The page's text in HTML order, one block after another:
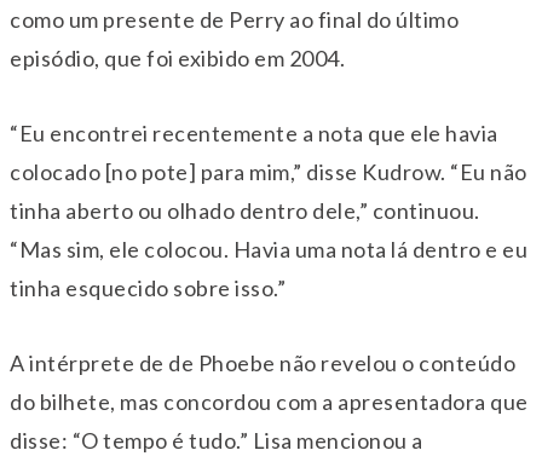
como um presente de Perry ao final do último
episódio, que foi exibido em 2004.
“Eu encontrei recentemente a nota que ele havia
colocado [no pote] para mim,” disse Kudrow. “Eu não
tinha aberto ou olhado dentro dele,” continuou.
“Mas sim, ele colocou. Havia uma nota lá dentro e eu
tinha esquecido sobre isso.”
A intérprete de de Phoebe não revelou o conteúdo
do bilhete, mas concordou com a apresentadora que
disse: “O tempo é tudo.” Lisa mencionou a